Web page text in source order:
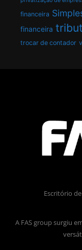
financeira
financeira
trocar de contador
Escritório
A FAS group surgiu